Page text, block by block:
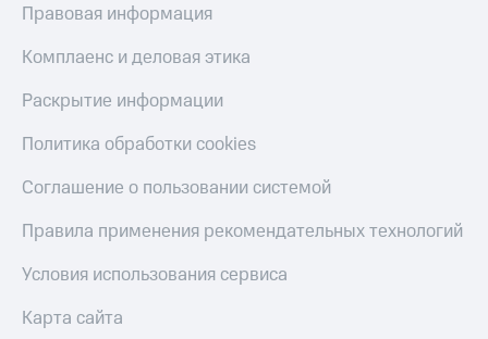
Правовая информация
Комплаенс и деловая этика
Раскрытие информации
Политика обработки cookies
Соглашение о пользовании системой
Правила применения рекомендательных технологий
Условия использования сервиса
Карта сайта